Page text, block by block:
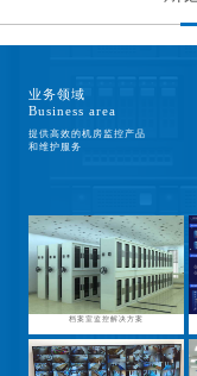
业务领域
Business area
提供高效的机房监控产品
和维护服务
档案室监控解决方案